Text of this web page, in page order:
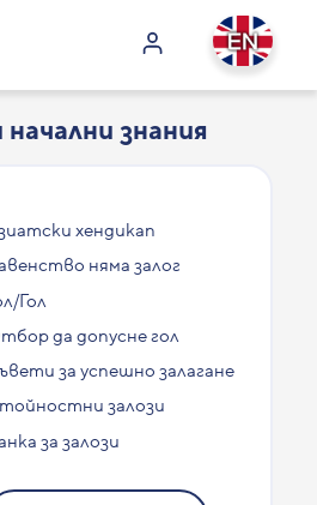
знания
хендикап
няма залог
Гол
да допусне гол
за успешно залагане
залози
за залози